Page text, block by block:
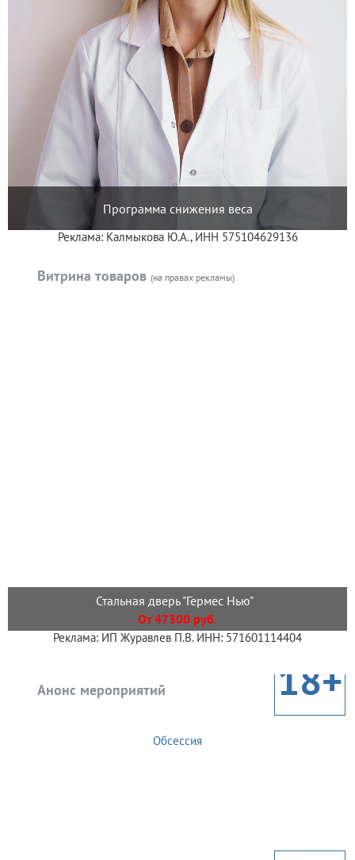
Программа снижения веса
Реклама: Калмыкова Ю.А., ИНН 575104629136
Витрина товаров (на правах рекламы)
Стальная дверь "Гермес Нью"
От 47300 руб.
Реклама: ИП Журавлев П.В. ИНН: 571601114404
Анонс мероприятий 18+
Обсессия